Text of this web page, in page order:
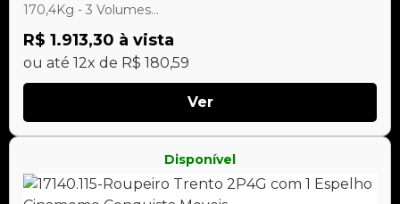
170,4Kg - 3 Volumes...
R$ 1.913,30 à vista
ou até 12x de R$ 180,59
Ver
Disponível